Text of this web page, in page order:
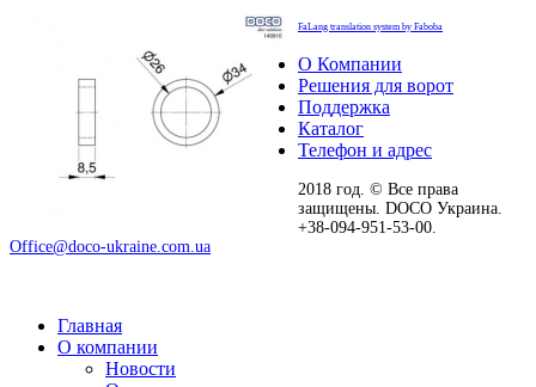
FaLang translation system by Faboba
О Компании
Решения для ворот
Поддержка
Каталог
Телефон и адрес
2018 год. © Все права
защищены. DOCO Украина.
+38-094-951-53-00.
Office@doco-ukraine.com.ua
Главная
О компании
Новости